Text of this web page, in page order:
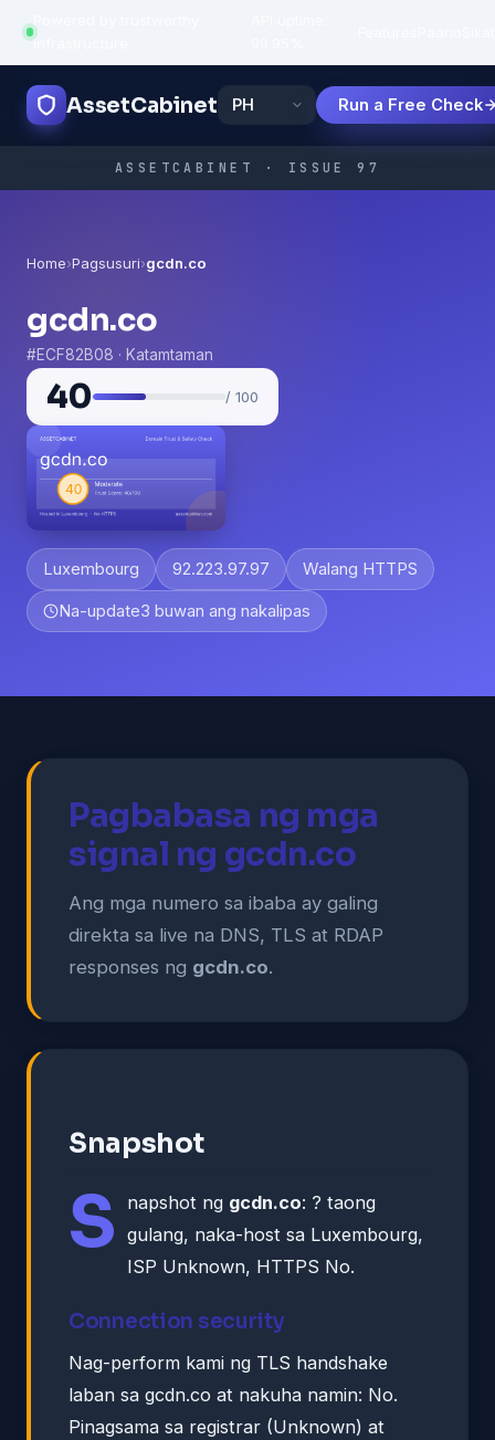
infrastructure
AssetCabinet Run a Free Check
ASSETCABINET · ISSUE 97
Home›Pagsusuri›gcdn.co
gcdn.co
#ECF82B08 · Katamtaman
40 / 100
Luxembourg 92.223.97.97 Walang HTTPS
Na-update3 buwan ang nakalipas
Pagbabasa ng mga
signal ng gcdn.co
Ang mga numero sa ibaba ay galing
direkta sa live na DNS, TLS at RDAP
responses ng gcdn.co.
Snapshot
S napshot ng gcdn.co: ? taong
gulang, naka-host sa Luxembourg,
ISP Unknown, HTTPS No.
Connection security
Nag-perform kami ng TLS handshake
laban sa gcdn.co at nakuha namin: No.
Pinagsama sa registrar (Unknown) at